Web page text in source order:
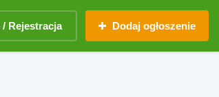
Rejestracja Dodaj ogłoszenie